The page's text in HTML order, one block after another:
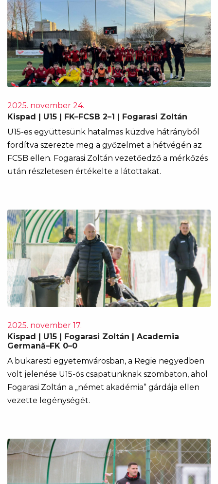
2025. november 24.
Kispad | U15 | FK–FCSB 2–1 | Fogarasi Zoltán
U15-es együttesünk hatalmas küzdve hátrányból
fordítva szerezte meg a győzelmet a hétvégén az
FCSB ellen. Fogarasi Zoltán vezetőedző a mérkőzés
után részletesen értékelte a látottakat.
2025. november 17.
Kispad | U15 | Fogarasi Zoltán | Academia
Germană–FK 0–0
A bukaresti egyetemvárosban, a Regie negyedben
volt jelenése U15-ös csapatunknak szombaton, ahol
Fogarasi Zoltán a „német akadémia” gárdája ellen
vezette legénységét.